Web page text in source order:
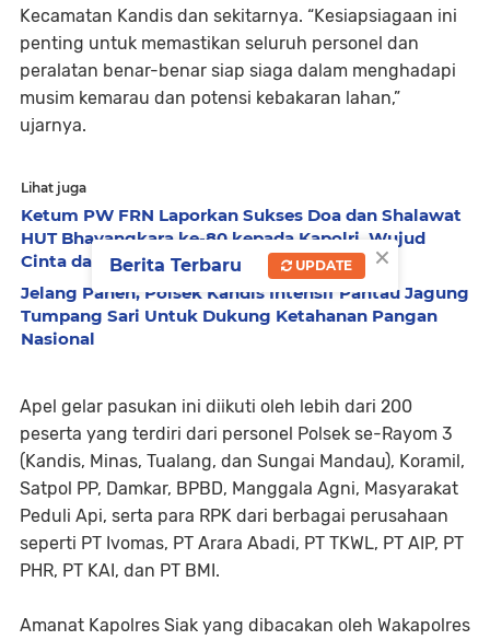
Kecamatan Kandis dan sekitarnya. “Kesiapsiagaan ini
penting untuk memastikan seluruh personel dan
peralatan benar-benar siap siaga dalam menghadapi
musim kemarau dan potensi kebakaran lahan,”
ujarnya.
Lihat juga
Ketum PW FRN Laporkan Sukses Doa dan Shalawat
HUT Bhayangkara ke-80 kepada Kapolri, Wujud
Cinta dan Dukungan Untuk Polri
Jelang Panen, Polsek Kandis Intensif Pantau Jagung
Tumpang Sari Untuk Dukung Ketahanan Pangan
Nasional
Apel gelar pasukan ini diikuti oleh lebih dari 200
peserta yang terdiri dari personel Polsek se-Rayom 3
(Kandis, Minas, Tualang, dan Sungai Mandau), Koramil,
Satpol PP, Damkar, BPBD, Manggala Agni, Masyarakat
Peduli Api, serta para RPK dari berbagai perusahaan
seperti PT Ivomas, PT Arara Abadi, PT TKWL, PT AIP, PT
PHR, PT KAI, dan PT BMI.
Amanat Kapolres Siak yang dibacakan oleh Wakapolres
×
Berita Terbaru UPDATE